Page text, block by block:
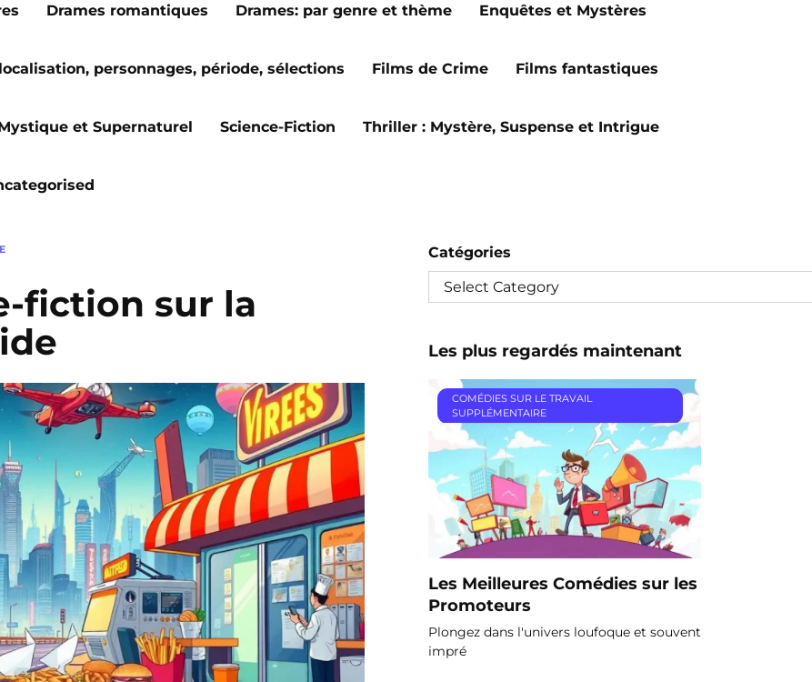
Drames romantiques Drames: par genre et thème Enquêtes et Mystères
personnages, période, sélections Films de Crime Films fantastiques
et Supernaturel Science-Fiction Thriller : Mystère, Suspense et Intrigue
fiction sur la
Catégories
Les plus regardés maintenant
COMÉDIES SUR LE TRAVAIL
SUPPLÉMENTAIRE
Les Meilleures Comédies sur les
Promoteurs
Plongez dans l'univers loufoque et souvent
impré